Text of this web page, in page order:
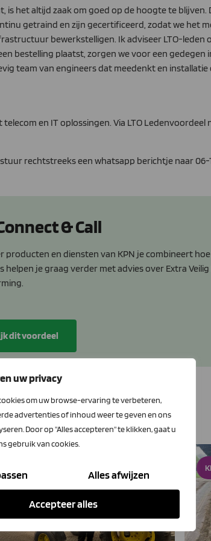
uw privacy
om uw browse-ervaring te verbeteren,
advertenties of inhoud weer te geven en ons
Door op "Alles accepteren" te klikken, gaat u
gebruik van cookies.
Alles afwijzen
Accepteer alles
is het altijd zaak om goed op de hoogte te
getraind en zijn gecertificeerd, zodat we het
bewerkstelligen. Ik adviseer LTO-
bestelling plaatst, zorgen we voor een
team van engineers dat meedenkt en installatie
en IT oplossingen. Via LTO
rechtstreeks een whatsapp berichtje naar06-
& Call
producten en diensten van KPN je combineert
helpen je graag verder met advies over Extra
dit voordeel
nieuws